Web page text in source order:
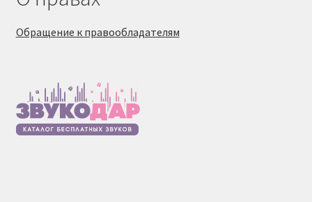
Обращение к правообладателям